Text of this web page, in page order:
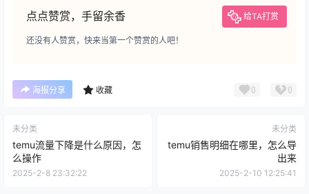
点点赞赏，手留余香 给TA打赏
还没有人赞赏，快来当第一个赞赏的人吧！
海报分享 收藏 0 0
未分类
temu流量下降是什么原因，怎
么操作
2025-2-8 23:32:22
未分类
temu销售明细在哪里，怎么导
出来
2025-2-10 12:25:41